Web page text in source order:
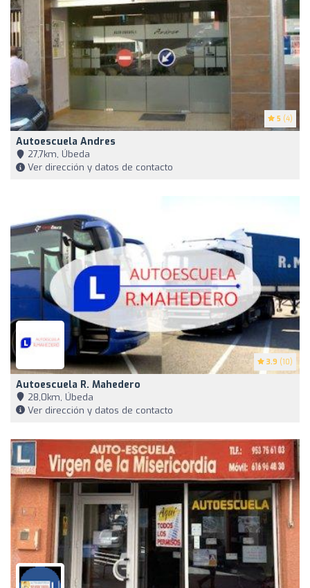
5 (4)
Autoescuela Andres
27,7km, Úbeda
Ver dirección y datos de contacto
3.9 (10)
Autoescuela R. Mahedero
28,0km, Úbeda
Ver dirección y datos de contacto